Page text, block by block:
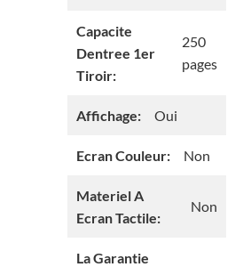
Capacite
Dentree 1er
Tiroir:
250
pages
Affichage: Oui
Ecran Couleur: Non
Materiel A
Ecran Tactile:
Non
La Garantie